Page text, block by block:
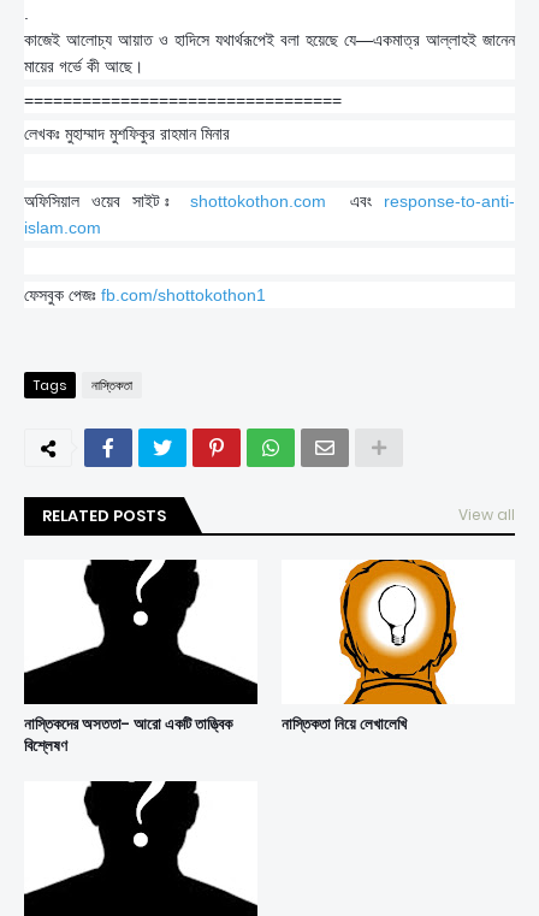
কাজেই আলোচ্য আয়াত ও হাদিসে যথার্থরূপেই বলা হয়েছে যে—একমাত্র আল্লাহই জানেন
মায়ের গর্ভে কী আছে।
=================================
লেখকঃ মুহাম্মাদ মুশফিকুর রাহমান মিনার
অফিসিয়াল ওয়েব সাইট ঃ shottokothon.com এবং response-to-anti-
islam.com
ফেসবুক পেজঃ fb.com/shottokothon1
Tags নাস্তিকতা
RELATED POSTS View all
নাস্তিকদের অসততা- আরো একটি তাত্ত্বিক
বিশ্লেষণ
নাস্তিকতা নিয়ে লেখালেখি